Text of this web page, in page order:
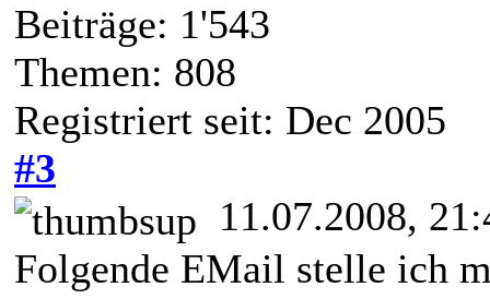
Beiträge: 1'543
Themen: 808
Registriert seit: Dec 2005
#3
11.07.2008,
Folgende EMail stelle ich